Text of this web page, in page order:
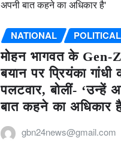
NATIONAL POLITICAL
मोहन भागवत के Gen-
बयान पर प्रियंका गांधी
पलटवार, बोलीं- ‘उन्हें
बात कहने का अधिकार
gbn24news@gmail.com